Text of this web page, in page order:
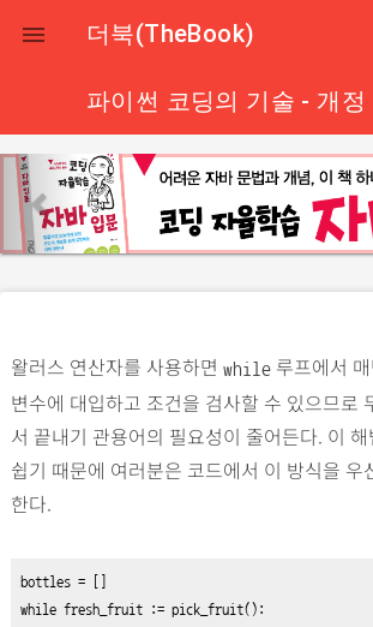
 더북(TheBook)
파이썬 코딩의 기술 - 개정
p
r
e
u
s
왈러스 연산자를 사용하면 while루프에서 매
변수에 대입하고 조건을 검사할 수 있으므로
서 끝내기 관용어의 필요성이 줄어든다. 이
쉽기 때문에 여러분은 코드에서 이 방식을 우
한다.
bottles =
while fresh_fruit := pick_fruit() :